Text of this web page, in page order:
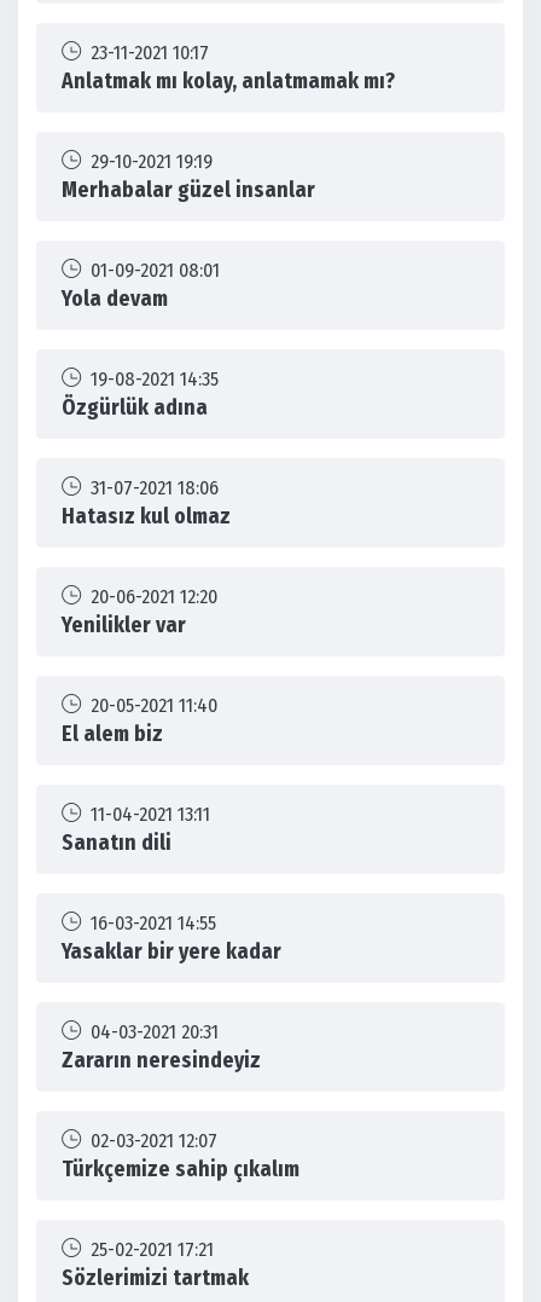
23-11-2021 10:17
Anlatmak mı kolay, anlatmamak mı?
29-10-2021 19:19
Merhabalar güzel insanlar
01-09-2021 08:01
Yola devam
19-08-2021 14:35
Özgürlük adına
31-07-2021 18:06
Hatasız kul olmaz
20-06-2021 12:20
Yenilikler var
20-05-2021 11:40
El alem biz
11-04-2021 13:11
Sanatın dili
16-03-2021 14:55
Yasaklar bir yere kadar
04-03-2021 20:31
Zararın neresindeyiz
02-03-2021 12:07
Türkçemize sahip çıkalım
25-02-2021 17:21
Sözlerimizi tartmak